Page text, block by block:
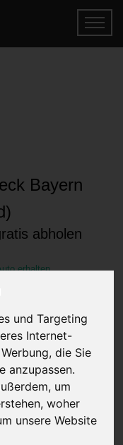
und Targeting
Internet-
die Sie
anzupassen.
um
woher
unsere Website
Bayern
abholen
erhalten
Autos inklusive der
werden nicht mit Dritten